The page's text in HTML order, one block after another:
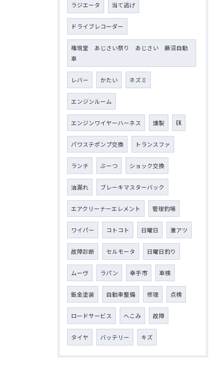
ラジエータ 当て逃げ
ドライブレコーダー
権現堂 あじさい祭り あじさい 藤沼自動
車
レバー かたい ネズミ
エンジンルーム
エンジンワイヤーハーネス 燻製 EK
パワステポンプ交換 トランスファ
ランチ ぶーつ ショック交換
油漏れ ブレーキマスターバック
エアクリーナーエレメント 管理釣場
ワイパー コトコト 日曜日 激アツ
故障診断 セルモータ 日曜日釣り
ムーヴ ラパン 幸手市 車検
鈑金塗装 自動車整備 修理 点検
ロードサービス へこみ 故障
タイヤ バッテリー キズ